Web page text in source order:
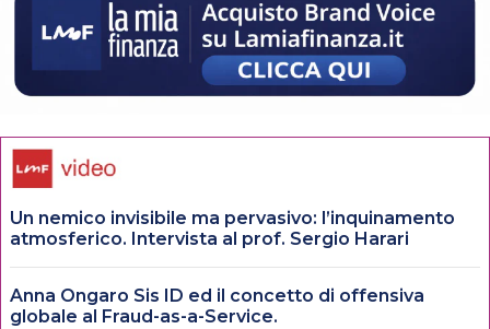
Un nemico invisibile ma pervasivo: l’inquinamento
atmosferico. Intervista al prof. Sergio Harari
Anna Ongaro Sis ID ed il concetto di offensiva
globale al Fraud-as-a-Service.